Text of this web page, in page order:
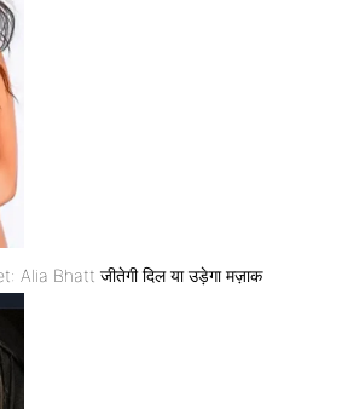
Bhatt जीतेगी दिल या उड़ेगा मज़ाक